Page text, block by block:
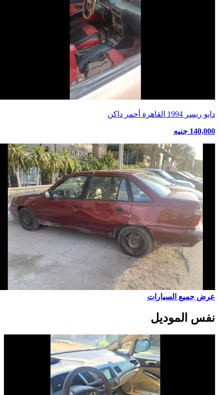
دايو ريسر 1994 القاهرة أحمر داكن
140,000 جنيه
عرض جميع السيارات
نفس الموديل